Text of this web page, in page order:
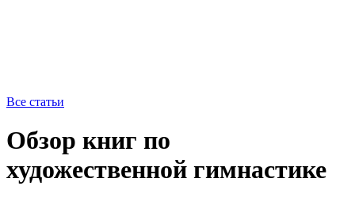
Все статьи
Обзор книг по
художественной гимнастике